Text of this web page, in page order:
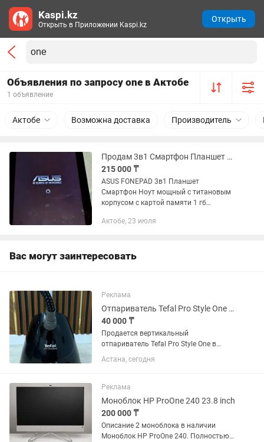
Объявления по запросу one в Актобе
1 объявление
Актобе Возможна доставка Производитель
Продам 3в1 Смартфон Планшет FonePad
215 000 ₸
ASUS FONEPAD 3в1 Планшет
Смартфон Ноут мощный с титановым
корпусом с картой памяти 1 гб
в подарок чехол из кожи оригинал
Актобе, 23 июля
Вас могут заинтересовать
Реклама
Отпариватель Tefal Pro Style One Черный
40 000 ₸
Продается вертикальный
отпариватель Tefal Pro Style One в
хорошем состоянии Отлично подходит
для быстрого отпаривания рубашек,
Астана, сегодня
Реклама
Моноблок HP ProOne 240 23.8 inch
200 000 ₸
Описание 2 моноблока в наличии
Моноблок HP ProOne 240. Полностью
Kaspi.kz
Открыть в Приложении Kaspi.kz
Открыть